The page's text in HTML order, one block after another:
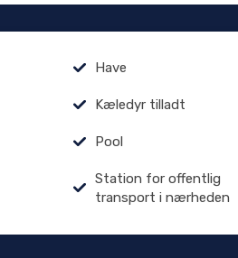
Have
Kæledyr tilladt
Pool
Station for offentlig
transport i nærheden